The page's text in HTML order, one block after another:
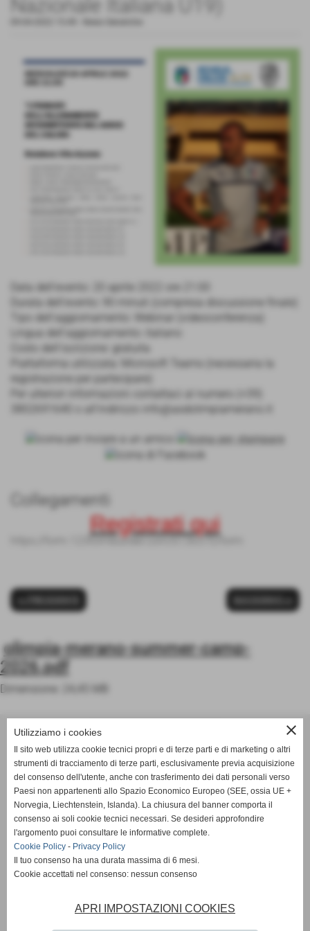
Nazionale Italiana U19)
Data dell’evento: 20 aprile 2022 ore 21:00
Durata dell'evento: 90 minuti (compresa discussione finale)
Tipo dell'aggiornamento: Webinar (videoconferenza)
Lingua dell'aggiornamento: italiano
Costo dell'iscrizione: gratuita
Piattaforma utilizzata: Microsoft Teams (necessaria la
registrazione per partecipare)
Per ulteriori informazioni contattaci al numero (+39)
3802691640 o all’indirizzo info@asdolimpiamerano.it
Collegamenti
Registrati qui
https://form.123formbuilder.com/6136570/form
olimpia-merano-summer-camp-
2026.pdf
Dimensione: 24,45 MB
ASD OLIMPIA MERANO
Via Postgranz, 1- Merano (BZ)
Tel. +39 3802691640
info@asdolimpiamerano.it
Privacy Policy-Cookie Policy
totale visite
1232242
sei il visitatore numero
close
Utilizziamo i cookies
Il sito web utilizza cookie tecnici propri e di terze parti e di marketing o altri
strumenti di tracciamento di terze parti, esclusivamente previa acquisizione
del consenso dell'utente, anche con trasferimento dei dati personali verso
Paesi non appartenenti allo Spazio Economico Europeo (SEE, ossia UE +
Norvegia, Liechtenstein, Islanda). La chiusura del banner comporta il
consenso ai soli cookie tecnici necessari. Se desideri approfondire
l'argomento puoi consultare le informative complete.
Cookie Policy - Privacy Policy
Il tuo consenso ha una durata massima di 6 mesi.
Cookie accettati nel consenso: nessun consenso
APRI IMPOSTAZIONI COOKIES